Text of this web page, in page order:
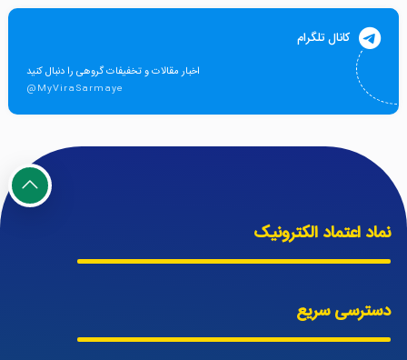
کانال تلگرام
اخبار مقالات و تخفیفات گروهی را دنبال کنید
@MyViraSarmaye
نماد اعتماد الکترونیک
دسترسی سریع